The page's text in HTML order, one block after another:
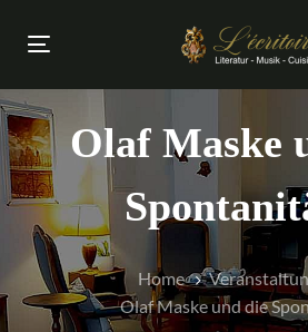
überspringen
primären
springen
Zum
Inhalt
springen
Toggle
Olaf Maske
Home
Olaf Maske und die